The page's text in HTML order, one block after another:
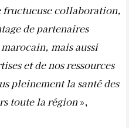
fructueuse collaboration,
de partenaires
mais aussi
et de nos ressources
pleinement la santé des
toute la région»,